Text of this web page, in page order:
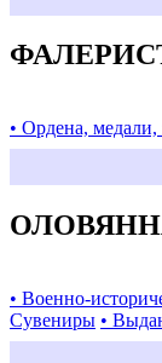
• Ордена, медали,
• Военно-
Сувениры •